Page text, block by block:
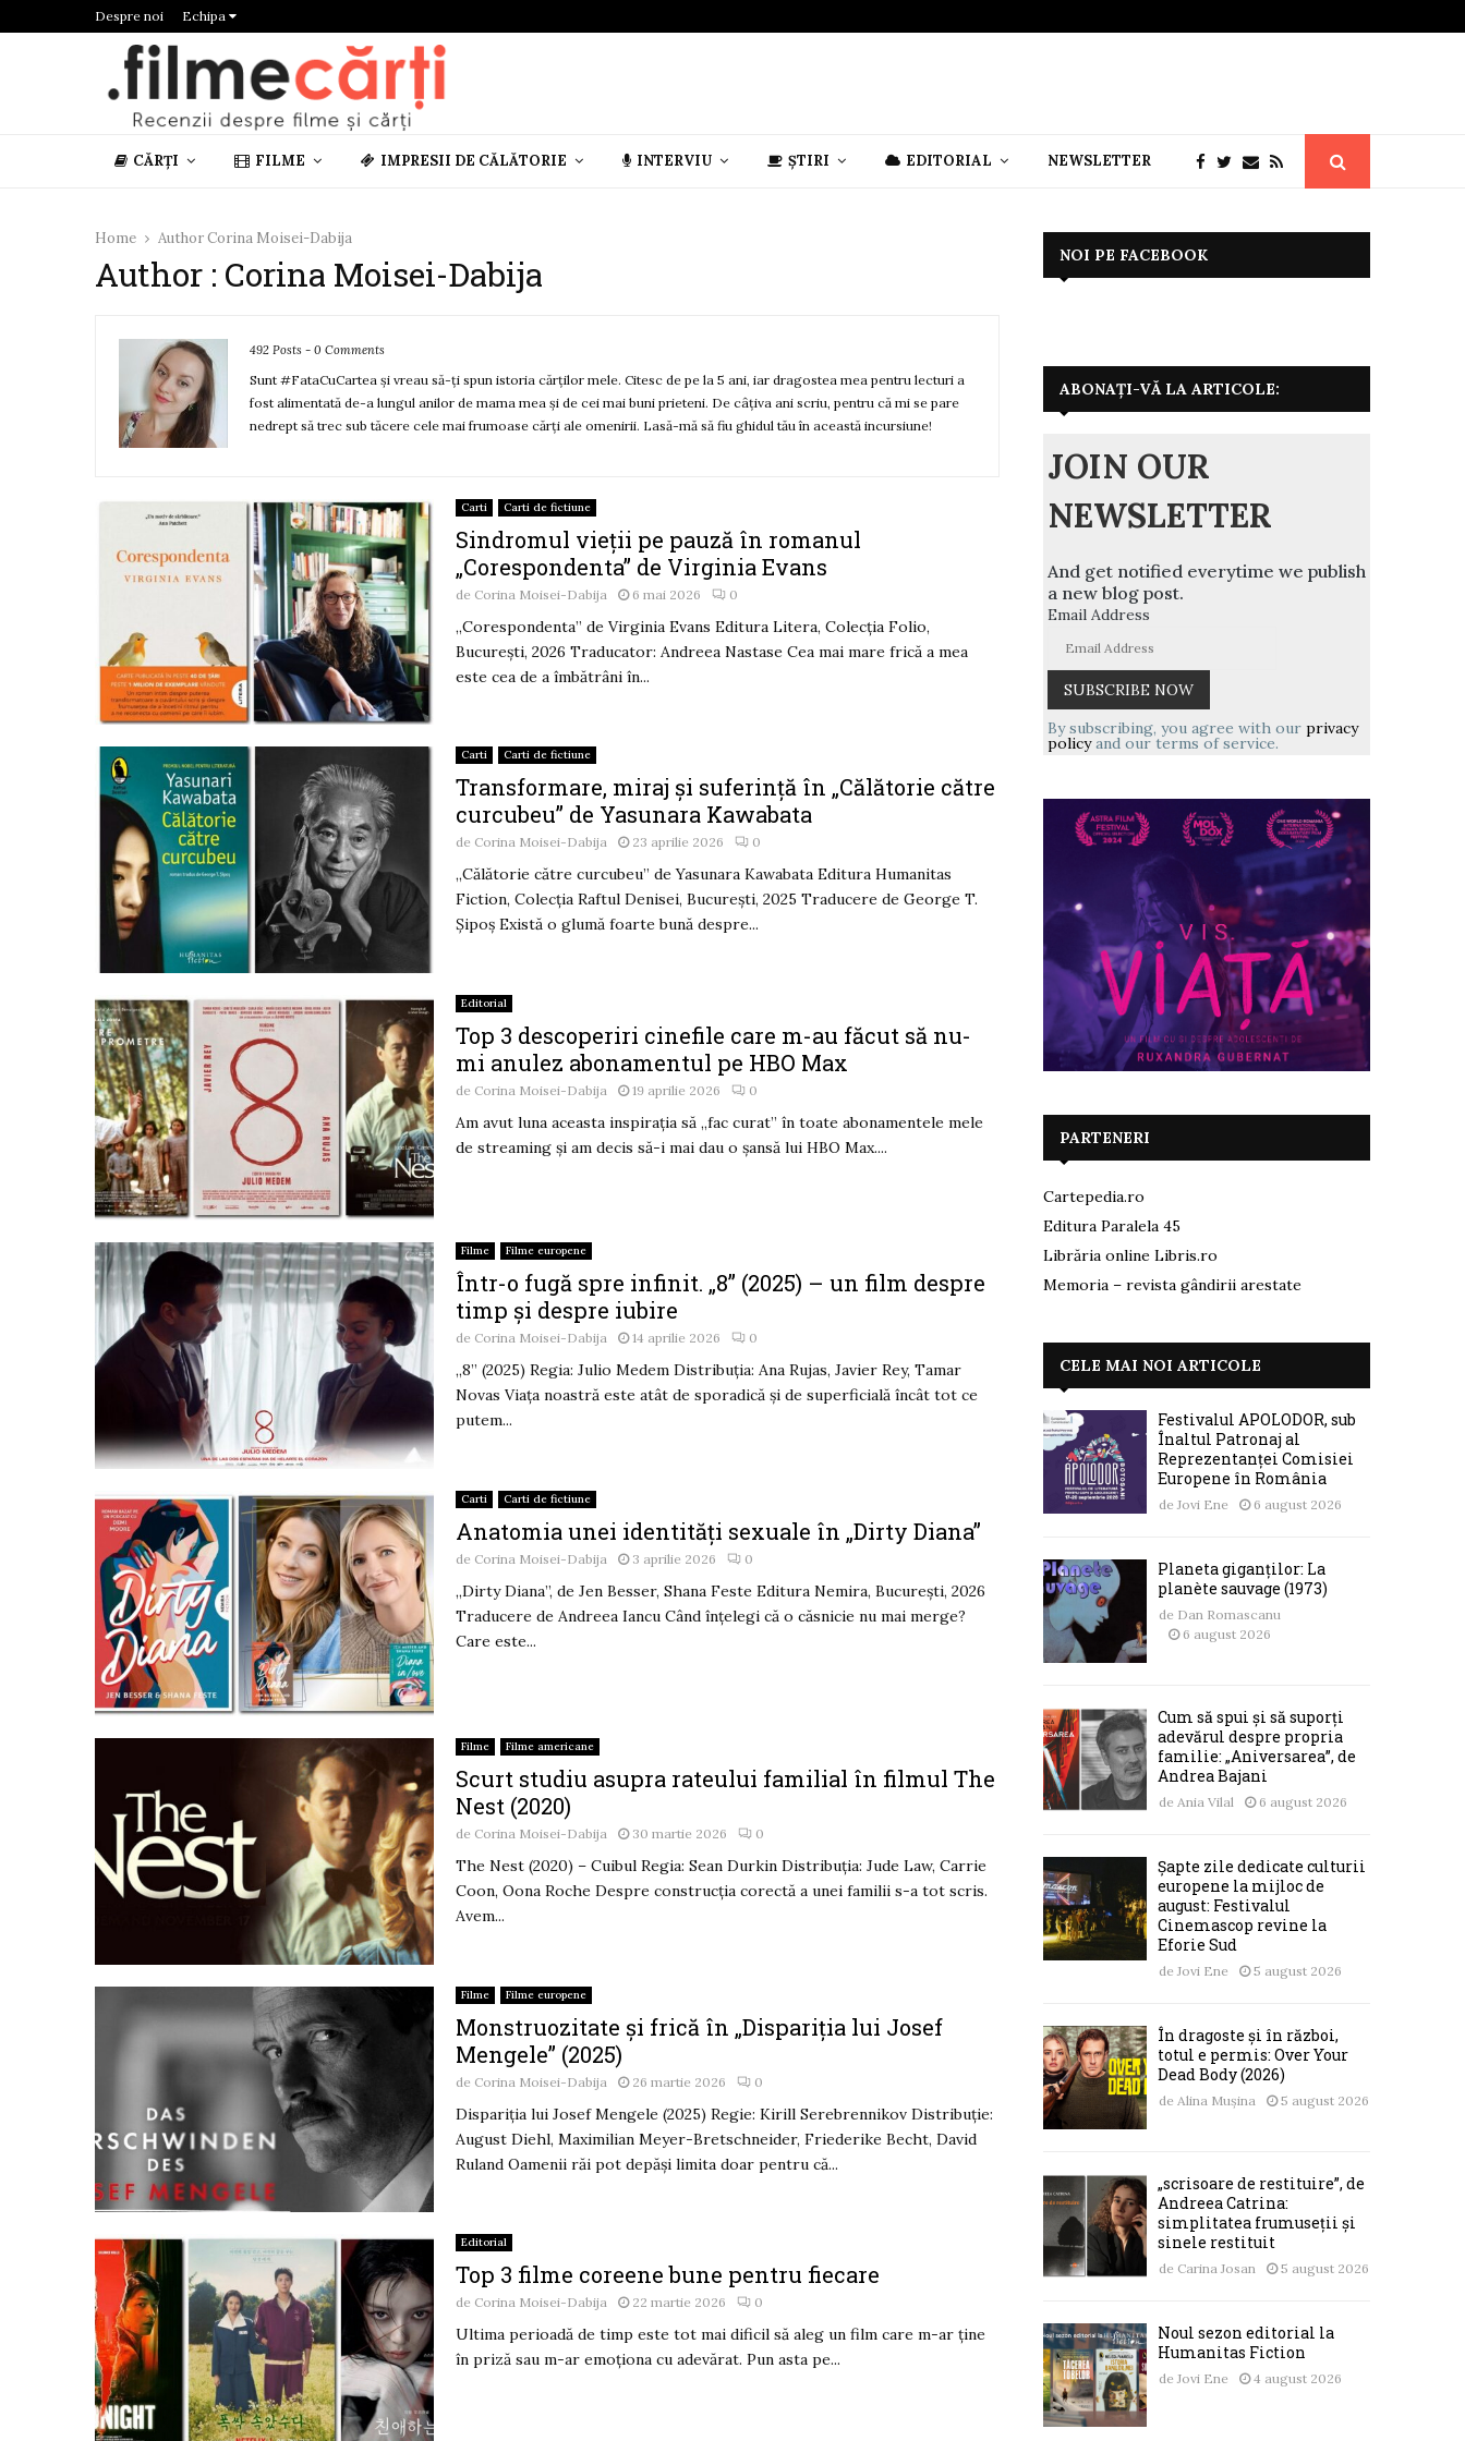
Despre noi Echipa
CĂRȚI FILME IMPRESII DE CĂLĂTORIE INTERVIU ȘTIRI EDITORIAL NEWSLETTER
Home AuthorCorina Moisei-Dabija
Author : Corina Moisei-Dabija
492 Posts - 0 Comments
Sunt #FataCuCartea și vreau să-ți spun istoria cărților mele. Citesc de pe la 5 ani, iar dragostea mea pentru lecturi a
fost alimentată de-a lungul anilor de mama mea și de cei mai buni prieteni. De câțiva ani scriu, pentru că mi se pare
nedrept să trec sub tăcere cele mai frumoase cărți ale omenirii. Lasă-mă să fiu ghidul tău în această incursiune!
Carti Carti de fictiune
Sindromul vieții pe pauză în romanul
„Corespondenta” de Virginia Evans
de Corina Moisei-Dabija 6 mai 2026 0
„Corespondenta” de Virginia Evans Editura Litera, Colecția Folio,
București, 2026 Traducator: Andreea Nastase Cea mai mare frică a mea
este cea de a îmbătrâni în...
Carti Carti de fictiune
Transformare, miraj și suferință în „Călătorie către
curcubeu” de Yasunara Kawabata
de Corina Moisei-Dabija 23 aprilie 2026 0
„Călătorie către curcubeu” de Yasunara Kawabata Editura Humanitas
Fiction, Colecția Raftul Denisei, București, 2025 Traducere de George T.
Șipoș Există o glumă foarte bună despre...
Editorial
Top 3 descoperiri cinefile care m-au făcut să nu-
mi anulez abonamentul pe HBO Max
de Corina Moisei-Dabija 19 aprilie 2026 0
Am avut luna aceasta inspirația să „fac curat” în toate abonamentele mele
de streaming și am decis să-i mai dau o șansă lui HBO Max....
Filme Filme europene
Într-o fugă spre infinit. „8” (2025) – un film despre
timp și despre iubire
de Corina Moisei-Dabija 14 aprilie 2026 0
„8” (2025) Regia: Julio Medem Distribuția: Ana Rujas, Javier Rey, Tamar
Novas Viața noastră este atât de sporadică și de superficială încât tot ce
putem...
Carti Carti de fictiune
Anatomia unei identități sexuale în „Dirty Diana”
de Corina Moisei-Dabija 3 aprilie 2026 0
„Dirty Diana”, de Jen Besser, Shana Feste Editura Nemira, București, 2026
Traducere de Andreea Iancu Când înțelegi că o căsnicie nu mai merge?
Care este...
Filme Filme americane
Scurt studiu asupra rateului familial în filmul The
Nest (2020)
de Corina Moisei-Dabija 30 martie 2026 0
The Nest (2020) – Cuibul Regia: Sean Durkin Distribuția: Jude Law, Carrie
Coon, Oona Roche Despre construcția corectă a unei familii s-a tot scris.
Avem...
Filme Filme europene
Monstruozitate și frică în „Dispariția lui Josef
Mengele” (2025)
de Corina Moisei-Dabija 26 martie 2026 0
Dispariția lui Josef Mengele (2025) Regie: Kirill Serebrennikov Distribuție:
August Diehl, Maximilian Meyer-Bretschneider, Friederike Becht, David
Ruland Oamenii răi pot depăși limita doar pentru că...
Editorial
Top 3 filme coreene bune pentru fiecare
de Corina Moisei-Dabija 22 martie 2026 0
Ultima perioadă de timp este tot mai dificil să aleg un film care m-ar ține
în priză sau m-ar emoționa cu adevărat. Pun asta pe...
NOI PE FACEBOOK
ABONAȚI-VĂ LA ARTICOLE:
JOIN OUR
NEWSLETTER
And get notified everytime we publish
a new blog post.
Email Address
By subscribing, you agree with our privacy
policyand our terms of service.
PARTENERI
Cartepedia.ro
Editura Paralela 45
Librăria online Libris.ro
Memoria – revista gândirii arestate
CELE MAI NOI ARTICOLE
Festivalul APOLODOR, sub
Înaltul Patronaj al
Reprezentanței Comisiei
Europene în România
de Jovi Ene 6 august 2026
Planeta giganților: La
planète sauvage (1973)
de Dan Romascanu
6 august 2026
Cum să spui și să suporți
adevărul despre propria
familie: „Aniversarea”, de
Andrea Bajani
de Ania Vilal 6 august 2026
Șapte zile dedicate culturii
europene la mijloc de
august: Festivalul
Cinemascop revine la
Eforie Sud
de Jovi Ene 5 august 2026
În dragoste și în război,
totul e permis: Over Your
Dead Body (2026)
de Alina Mușina 5 august 2026
„scrisoare de restituire”, de
Andreea Catrina:
simplitatea frumuseții și
sinele restituit
de Carina Josan 5 august 2026
Noul sezon editorial la
Humanitas Fiction
de Jovi Ene 4 august 2026